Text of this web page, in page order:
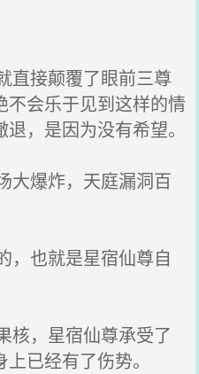
接颠覆了眼前三尊
不会乐于见到这样的情
，是因为没有希望。
爆炸，天庭漏洞百
也就是星宿仙尊自
，星宿仙尊承受了
已经有了伤势。